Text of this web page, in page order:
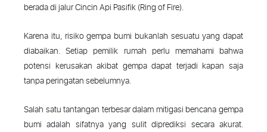
berada di jalur Cincin Api Pasifik (Ring of Fire).
Karena itu, risiko gempa bumi bukanlah sesuatu yang dapat
diabaikan. Setiap pemilik rumah perlu memahami bahwa
potensi kerusakan akibat gempa dapat terjadi kapan saja
tanpa peringatan sebelumnya.
Salah satu tantangan terbesar dalam mitigasi bencana gempa
bumi adalah sifatnya yang sulit diprediksi secara akurat.